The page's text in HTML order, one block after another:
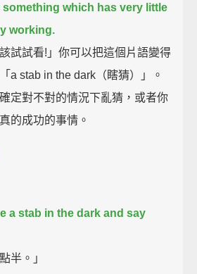
which has very little
working.
試試看!」你可以把這個片語變得
a stab in the dark（瞎猜）」。
定對不對的情況下亂猜，或者你
的成功的事情。
a stab in the dark and say
半。」